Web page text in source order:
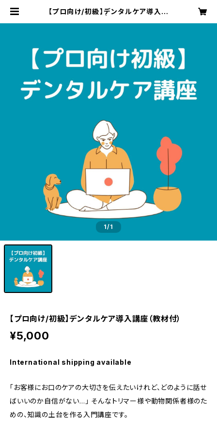
【プロ向け/初級】デンタルケア導入講
1/1
【プロ向け/初級】デンタルケア導入講座（教材付）
¥5,000
International shipping available
「お客様にお口のケアの大切さを伝えたいけれど、どのように話せ
ばいいのか自信がない…」 そんなトリマー様や動物関係者様のた
めの、知識の土台を作る入門講座です。